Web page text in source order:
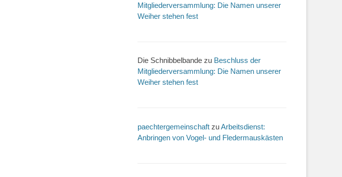
Mitgliederversammlung: Die Namen unserer
Weiher stehen fest
Die Schnibbelbande zu Beschluss der
Mitgliederversammlung: Die Namen unserer
Weiher stehen fest
paechtergemeinschaft zuArbeitsdienst:
Anbringen von Vogel- und Fledermauskästen